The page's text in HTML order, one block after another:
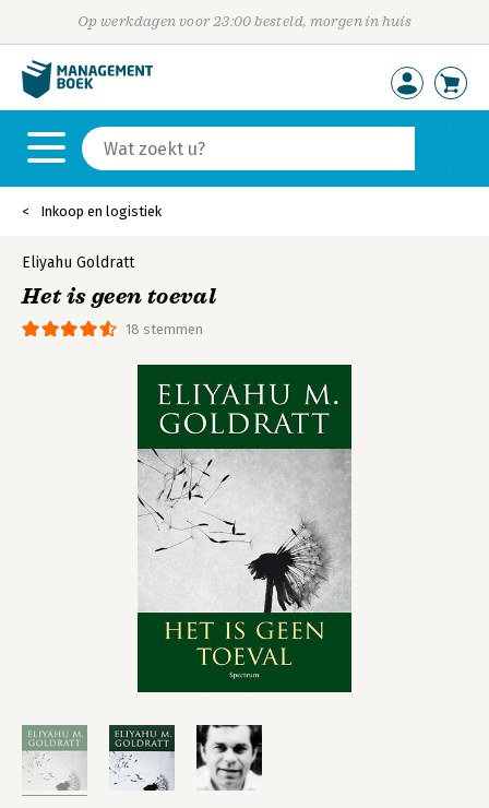
Op werkdagen voor 23:00 besteld, morgen in huis
Inkoop en logistiek
18 stemmen
Eliyahu Goldratt
Het is geen toeval